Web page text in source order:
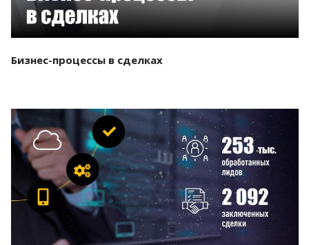
Бизнес-процессы в сделках
Смотреть проект